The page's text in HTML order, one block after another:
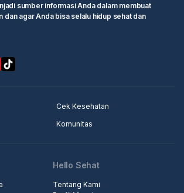
sumber informasi Anda dalam membuat
dan agar Anda bisa selalu hidup sehat dan
Cek Kesehatan
Komunitas
Hello Sehat
Tentang Kami